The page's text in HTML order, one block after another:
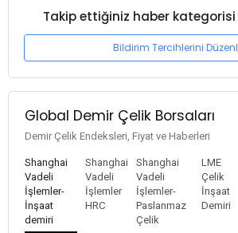
Takip ettiğiniz haber
Bildirim Tercihlerini
Global Demir Çelik Borsaları
Demir Çelik Endeksleri, Fiyat ve Haberleri
Shanghai
Vadeli
İşlemler-
İnşaat
demiri
Shanghai
Vadeli
İşlemler
HRC
Shanghai
Vadeli
İşlemler-
Paslanmaz
Çelik
LME
Çelik
İnşaat
Demiri